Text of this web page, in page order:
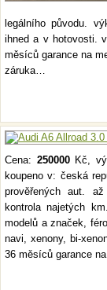
legálního původu.
ihned a v hotovosti.
měsíců garance na
záruka…
Cena: 250000Kč,
koupeno v: česká
prověřených aut.
kontrola najetých
modelů a značek,
navi, xenony, bi-
36 měsíců garance